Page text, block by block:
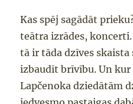
Kas spēj sagādāt pr
teātra izrādes, ko
tā ir tāda dzīves skaista
izbaudīt brīvību. Un
Lapčenoka dziedātām